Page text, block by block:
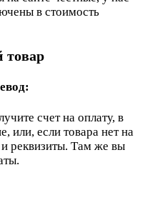
в стоимость
товар
счет на оплату, в
или, если товара нет на
и реквизиты. Там же вы